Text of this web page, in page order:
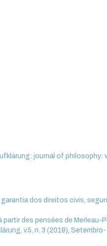
journal of philosophy:
dos direitos civis,
des pensées de Merleau-
v.5, n. 3 (2019), Setembro-